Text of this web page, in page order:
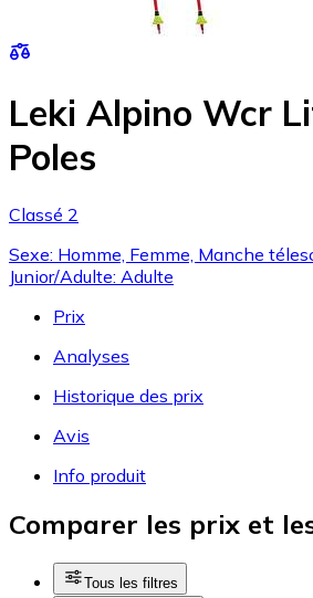
Leki Alpino Wcr
Poles
Classé 2
Sexe: Homme, Femme, Manche
Junior/Adulte: Adulte
Prix
Analyses
Historique des prix
Avis
Info produit
Comparer les prix et
Tous les filtres